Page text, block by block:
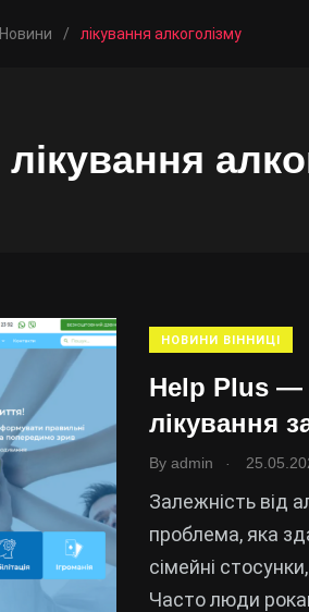
Новини / лікування алкоголізму
лікування
НОВИНИ ВІННИЦІ
Help Plus —
лікування
By admin
Залежність від
проблема, яка
сімейні
Часто люди